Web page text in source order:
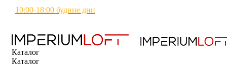
10:00-18:00 будние дни
Каталог
Каталог